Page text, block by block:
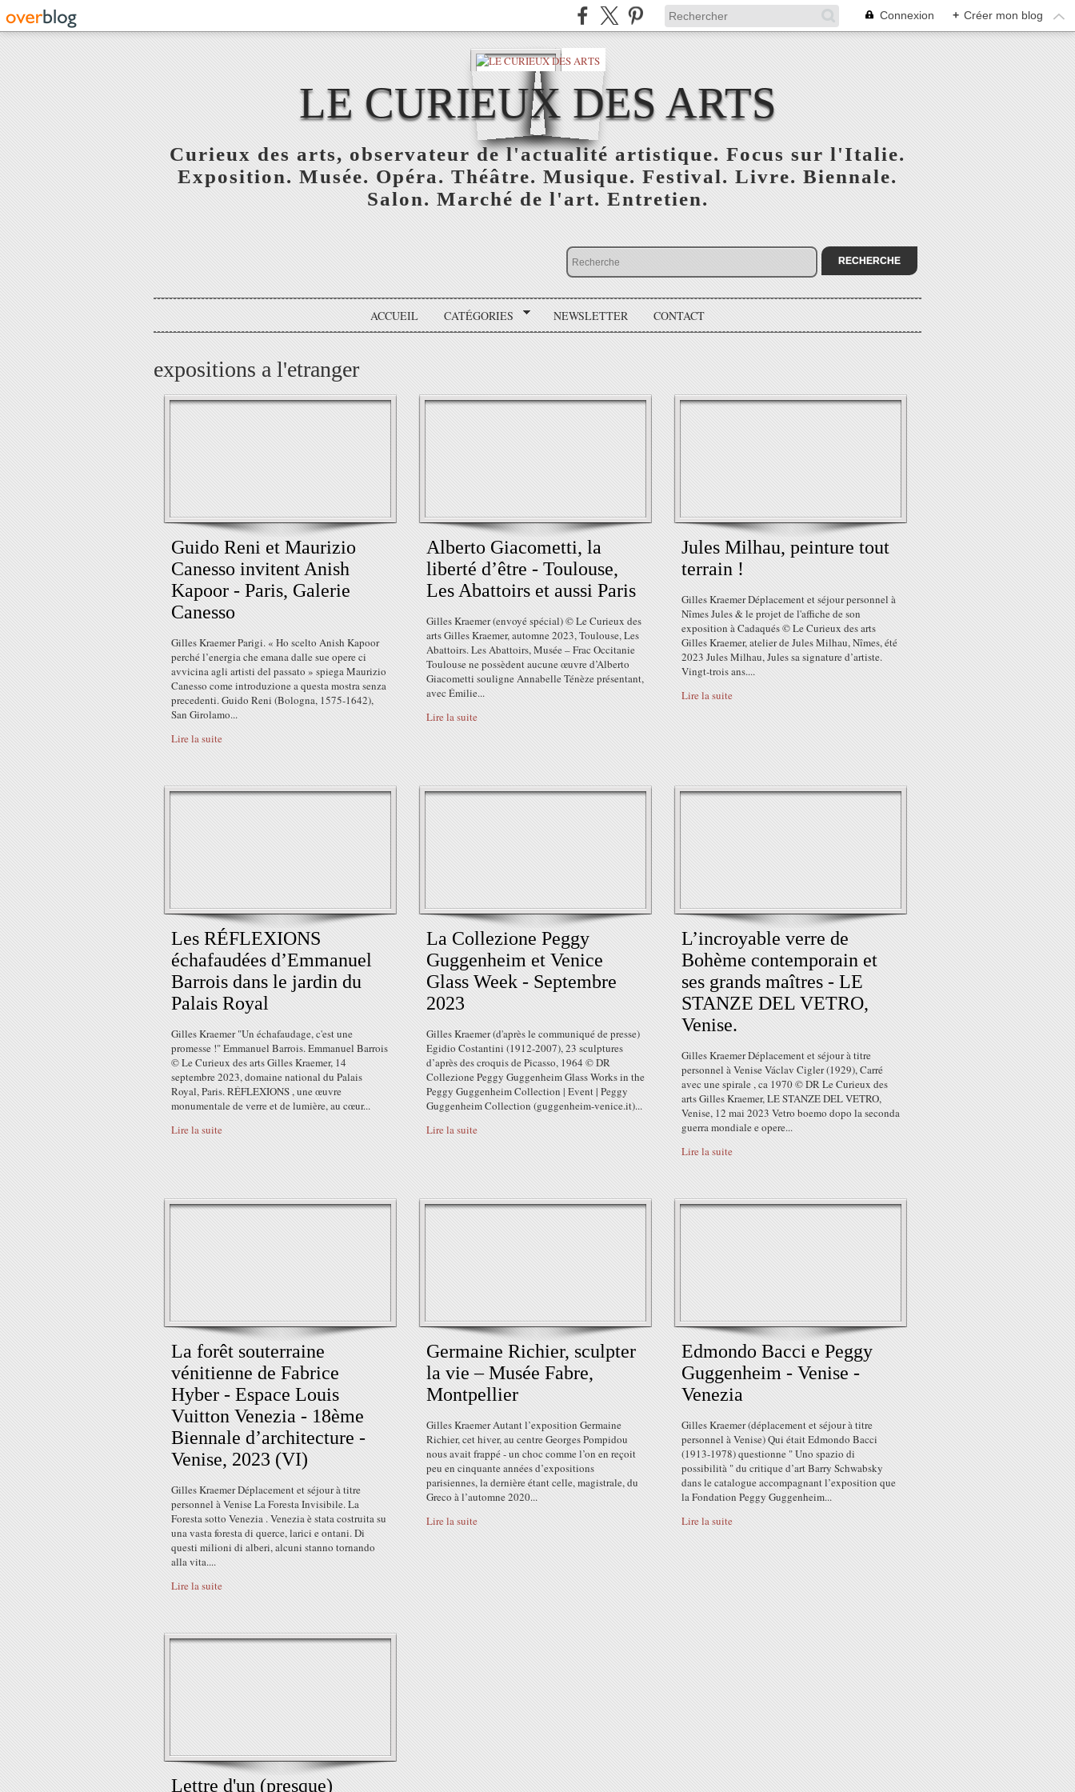
Connexion + Créer mon blog
LE CURIEUX DES ARTS
Curieux des arts, observateur de l'actualité artistique. Focus sur l'Italie.
Exposition. Musée. Opéra. Théâtre. Musique. Festival. Livre. Biennale.
Salon. Marché de l'art. Entretien.
ACCUEIL CATÉGORIES NEWSLETTER CONTACT
expositions a l'etranger
Guido Reni et Maurizio
Canesso invitent Anish
Kapoor - Paris, Galerie
Canesso
Gilles Kraemer Parigi. « Ho scelto Anish Kapoor
perché l’energia che emana dalle sue opere ci
avvicina agli artisti del passato » spiega Maurizio
Canesso come introduzione a questa mostra senza
precedenti. Guido Reni (Bologna, 1575-1642),
San Girolamo...
Lire la suite
​​​​​​​Alberto Giacometti, la
liberté d’être - Toulouse,
Les Abattoirs et aussi Paris
Gilles Kraemer (envoyé spécial) © Le Curieux des
arts Gilles Kraemer, automne 2023, Toulouse, Les
Abattoirs. Les Abattoirs, Musée – Frac Occitanie
Toulouse ne possèdent aucune œuvre d’Alberto
Giacometti souligne Annabelle Ténèze présentant,
avec Émilie...
Lire la suite
Jules Milhau, peinture tout
terrain !
Gilles Kraemer Déplacement et séjour personnel à
Nîmes Jules & le projet de l'affiche de son
exposition à Cadaqués © Le Curieux des arts
Gilles Kraemer, atelier de Jules Milhau, Nîmes, été
2023 Jules Milhau, Jules sa signature d’artiste.
Vingt-trois ans....
Lire la suite
Les RÉFLEXIONS
échafaudées d’Emmanuel
Barrois dans le jardin du
Palais Royal
Gilles Kraemer "Un échafaudage, c'est une
promesse !" Emmanuel Barrois. Emmanuel Barrois
© Le Curieux des arts Gilles Kraemer, 14
septembre 2023, domaine national du Palais
Royal, Paris. RÉFLEXIONS , une œuvre
monumentale de verre et de lumière, au cœur...
Lire la suite
La Collezione Peggy
Guggenheim et Venice
Glass Week - Septembre
2023
Gilles Kraemer (d'après le communiqué de presse)
Egidio Costantini (1912-2007), 23 sculptures
d’après des croquis de Picasso, 1964 © DR
Collezione Peggy Guggenheim Glass Works in the
Peggy Guggenheim Collection | Event | Peggy
Guggenheim Collection (guggenheim-venice.it)...
Lire la suite
L’incroyable verre de
Bohème contemporain et
ses grands maîtres - LE
STANZE DEL VETRO,
Venise.
Gilles Kraemer Déplacement et séjour à titre
personnel à Venise Václav Cigler (1929), Carré
avec une spirale , ca 1970 © DR Le Curieux des
arts Gilles Kraemer, LE STANZE DEL VETRO,
Venise, 12 mai 2023 Vetro boemo dopo la seconda
guerra mondiale e opere...
Lire la suite
​​​​​​​La forêt souterraine
vénitienne de Fabrice
Hyber - Espace Louis
Vuitton Venezia - 18ème
Biennale d’architecture -
Venise, 2023 (VI)
Gilles Kraemer Déplacement et séjour à titre
personnel à Venise La Foresta Invisibile. La
Foresta sotto Venezia . Venezia è stata costruita su
una vasta foresta di querce, larici e ontani. Di
questi milioni di alberi, alcuni stanno tornando
alla vita....
Lire la suite
​​​​​​​Germaine Richier, sculpter
la vie – Musée Fabre,
Montpellier
Gilles Kraemer Autant l’exposition Germaine
Richier, cet hiver, au centre Georges Pompidou
nous avait frappé - un choc comme l’on en reçoit
peu en cinquante années d’expositions
parisiennes, la dernière étant celle, magistrale, du
Greco à l’automne 2020...
Lire la suite
Edmondo Bacci e Peggy
Guggenheim - Venise -
Venezia
Gilles Kraemer (déplacement et séjour à titre
personnel à Venise) Qui était Edmondo Bacci
(1913-1978) questionne " Uno spazio di
possibilità " du critique d’art Barry Schwabsky
dans le catalogue accompagnant l’exposition que
la Fondation Peggy Guggenheim...
Lire la suite
Lettre d'un (presque)